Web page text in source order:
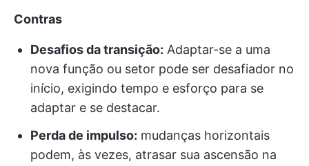
Contras
Desafios da transição: Adaptar-se a uma
nova função ou setor pode ser desafiador no
início, exigindo tempo e esforço para se
adaptar e se destacar.
Perda de impulso: mudanças horizontais
podem, às vezes, atrasar sua ascensão na